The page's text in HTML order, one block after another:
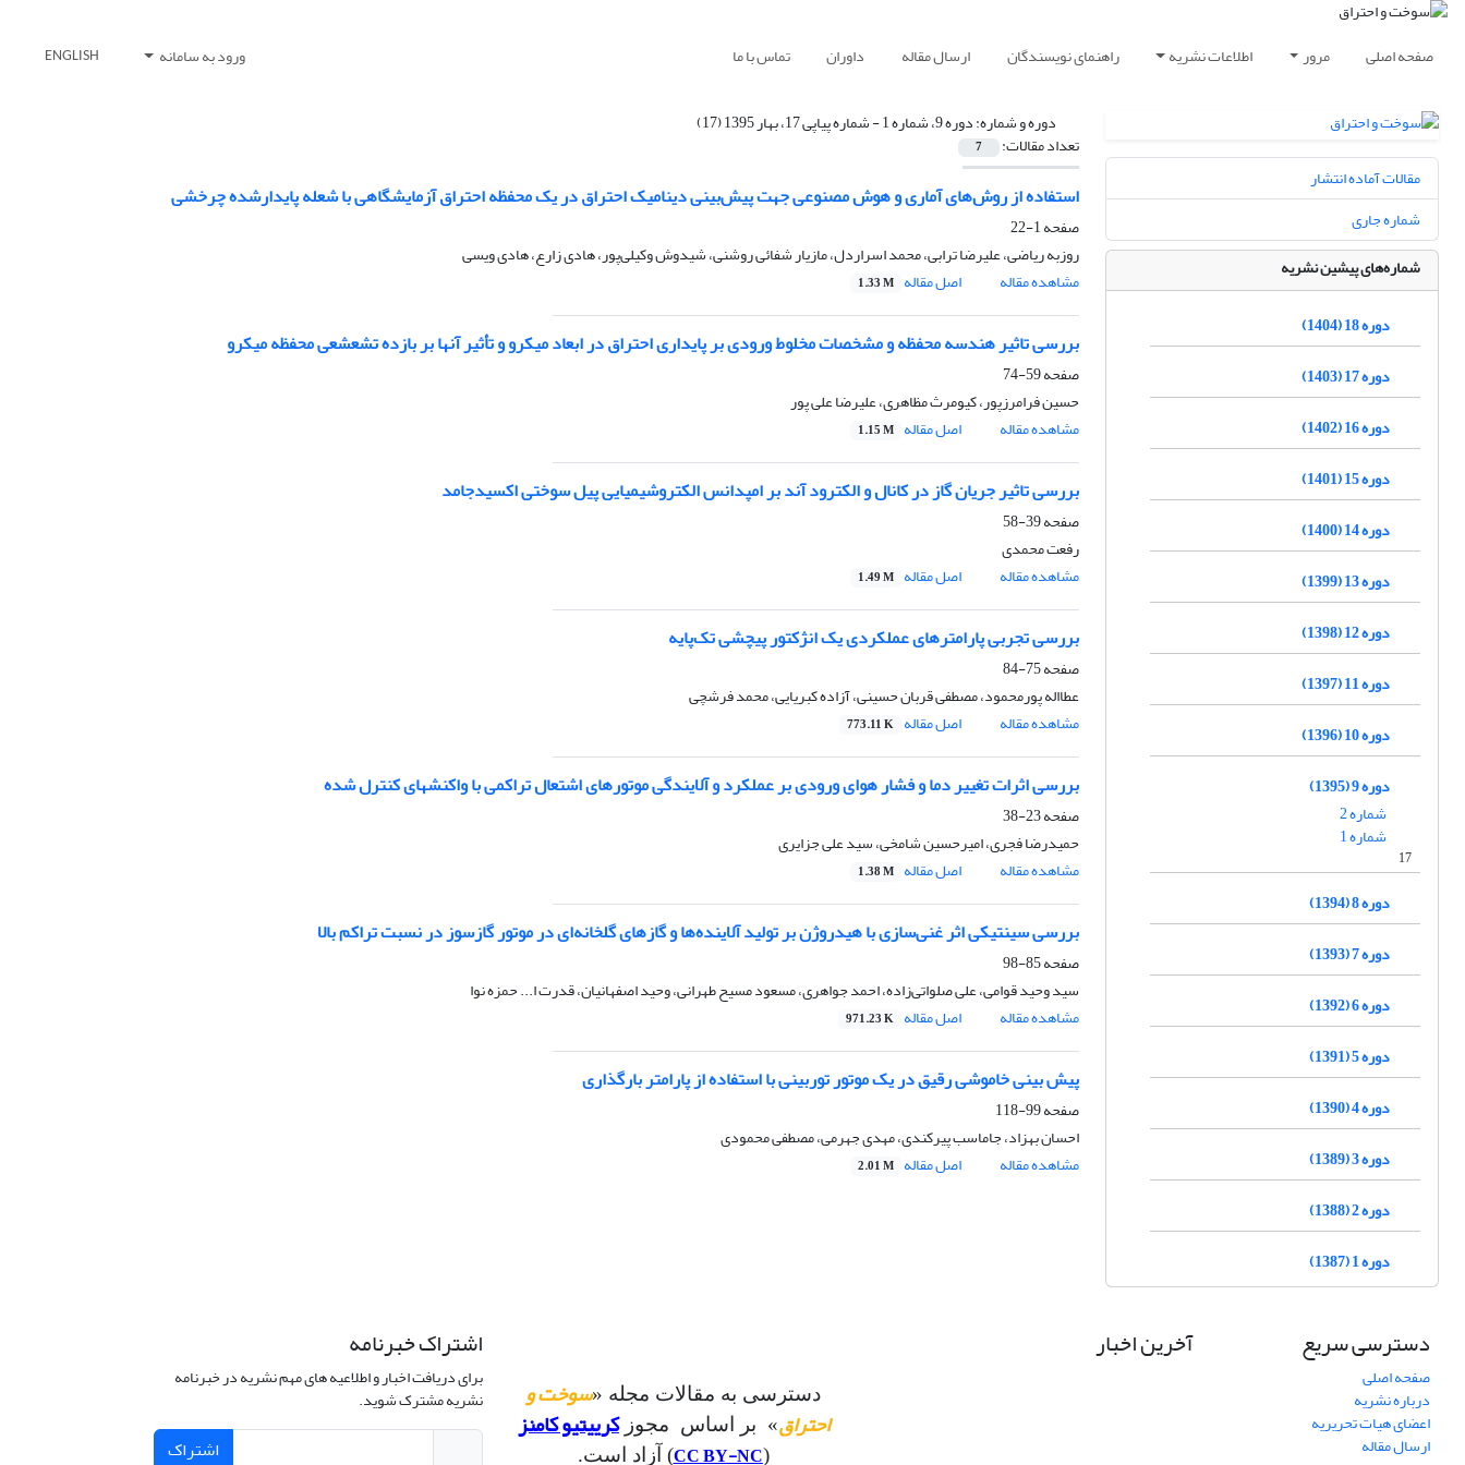
صفحه اصلی مرور اطلاعات نشریه راهنمای نویسندگان ارسال مقاله داوران تماس با ما ورود به سامانه ENGLISH
دوره و شماره:دوره 9، شماره 1 - شماره پیاپی 17، بهار 1395 (17)
تعداد مقالات: 7
استفاده از روش‌های آماری و هوش مصنوعی جهت پیش‌بینی دینامیک احتراق در یک محفظه احتراق آزمایشگاهی با شعله پایدارشده چرخشی
صفحه1-22
روزبه ریاضی، علیرضا ترابی، محمد اسراردل، مازیار شفائی روشنی، شیدوش وکیلی‌پور، هادی زارع، هادی ویسی
مشاهده مقاله
اصل مقاله 1.33 M
بررسی تاثیر هندسه محفظه و مشخصات مخلوط ورودی بر پایداری احتراق در ابعاد میکرو و تأثیر آن­ها بر بازده تشعشعی محفظه میکرو
صفحه59-74
حسین فرامرزپور، کیومرث مظاهری، علیرضا علی پور
مشاهده مقاله
اصل مقاله 1.15 M
بررسی تاثیر جریان گاز در کانال و الکترود آند بر امپدانس الکتروشیمیایی پیل سوختی اکسیدجامد
صفحه39-58
رفعت محمدی
مشاهده مقاله
اصل مقاله 1.49 M
بررسی تجربی پارامترهای عملکردی یک انژکتور پیچشی تک‌پایه
صفحه75-84
عطااله پورمحمود، مصطفی قربان حسینی، آزاده کبریایی، محمد فرشچی
مشاهده مقاله
اصل مقاله 773.11 K
بررسی اثرات تغییر دما و فشار هوای ورودی بر عملکرد و آلایندگی موتورهای اشتعال تراکمی با واکنش­های کنترل­ شده
صفحه23-38
حمیدرضا فجری، امیرحسین شامخی، سید علی جزایری
مشاهده مقاله
اصل مقاله 1.38 M
بررسی سینتیکی اثر غنی‌سازی با هیدروژن بر تولید آلاینده‌ها و گازهای گلخانه‌ای در موتور گازسوز در نسبت تراکم بالا
صفحه85-98
سید وحید قوامی، علی صلواتی‌زاده، احمد جواهری، مسعود مسیح طهرانی، وحید اصفهانیان، قدرت ا... حمزه نوا
مشاهده مقاله
اصل مقاله 971.23 K
پیش ­بینی خاموشی رقیق در یک موتور توربینی با استفاده از پارامتر بارگذاری
صفحه99-118
احسان بهزاد، جاماسب پیرکندی، مهدی جهرمی، مصطفی محمودی
مشاهده مقاله
اصل مقاله 2.01 M
مقالات آماده انتشار
شماره جاری
شماره‌های پیشین نشریه
دوره 18 (1404)
دوره 17 (1403)
دوره 16 (1402)
دوره 15 (1401)
دوره 14 (1400)
دوره 13 (1399)
دوره 12 (1398)
دوره 11 (1397)
دوره 10 (1396)
دوره 9 (1395)
شماره 2
شماره 1
17
دوره 8 (1394)
دوره 7 (1393)
دوره 6 (1392)
دوره 5 (1391)
دوره 4 (1390)
دوره 3 (1389)
دوره 2 (1388)
دوره 1 (1387)
دسترسی سریع
صفحه اصلی
درباره نشریه
اعضای هیات تحریریه
ارسال مقاله
آخرین اخبار
دسترسی به مقالات مجله «سوخت و
احتراق» بر اساس مجوزکرییتیو کامنز
(
CC BY-NC) آزاد است.
اشتراک خبرنامه
برای دریافت اخبار و اطلاعیه های مهم نشریه در خبرنامه
نشریه مشترک شوید.
اشتراک